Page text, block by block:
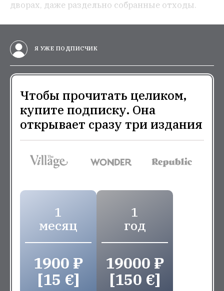
дворах, даже раздельно собранные отходы.
Я УЖЕ ПОДПИСЧИК
Чтобы прочитать целиком,
купите подписку. Она
открывает сразу три издания
1
месяц
1900 ₽
[15 €]
1
год
19000 ₽
[150 €]